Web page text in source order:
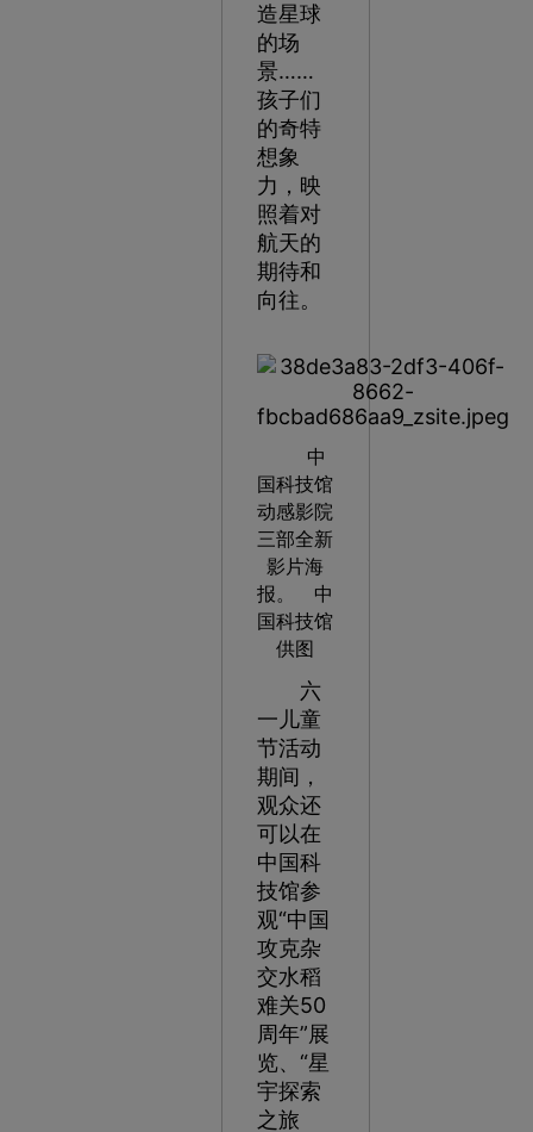
造星球
的场
景……
孩子们
的奇特
想象
力，映
照着对
航天的
期待和
向往。
中
国科技馆
动感影院
三部全新
影片海
报。 中
国科技馆
供图
六
一儿童
节活动
期间，
观众还
可以在
中国科
技馆参
观“中国
攻克杂
交水稻
难关50
周年”展
览、“星
宇探索
之旅